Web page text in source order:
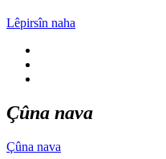
Lêpirsîn naha
Çûna nava
Çûna nava